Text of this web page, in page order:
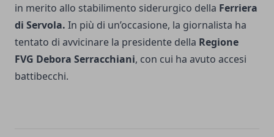
in merito allo stabilimento siderurgico della Ferriera
di Servola. In più di un’occasione, la giornalista ha
tentato di avvicinare la presidente della Regione
FVG Debora Serracchiani, con cui ha avuto accesi
battibecchi.